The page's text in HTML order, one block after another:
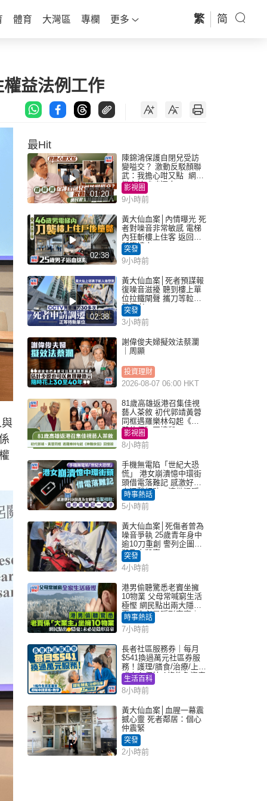
體育 大灣區 專欄 更多 繁 简
益法例工作
最Hit
01:20
陳錦鴻保護自閉兒受訪
變嗌交？ 激動反駁顏聯
武：我擔心咁又點 網民
批主持咄咄逼人
影視圈
9小時前
02:38
黃大仙血案│內情曝光 死
者對噪音非常敏感 電梯
內狂斬樓上住客 返回住
所墮樓亡
突發
9小時前
02:38
黃大仙血案│死者預謀報
復噪音滋擾 聽到樓上單
位拉鐵閘聲 攜刀等𨋢伏
擊傷者
突發
3小時前
謝偉俊夫婦擬效法蔡瀾
｜周顯
投資理財
2026-08-07 06:00 HKT
81歲高雄返港召集佳視
藝人茶敘 初代郭靖黃蓉
同框遇羅樂林勾起《神
鵰俠侶》回憶殺
影視圈
8小時前
手機無電陷「世紀大恐
慌」 港女崩潰憶中環街
頭借電落難記 感激好心
人溫馨相助：這份溫暖
記一輩子｜Juicy叮
時事熱話
5小時前
黃大仙血案│死傷者曾為
噪音爭執 25歲青年身中
逾10刀重創 警列企圖謀
殺及自殺案
突發
4小時前
港男偷聽驚悉老竇坐擁
10物業 父母常喊窮生活
極慳 網民點出兩大隱
憂：未必是隱形富豪｜
Juicy叮
時事熱話
7小時前
長者社區服務券｜每月
$541換過萬元社區券服
務！護理/膳食/治療/上門
或中心任揀 1條件免資產
審查（附申請資格及教
學）
生活百科
8小時前
黃大仙血案│血腥一幕震
撼心靈 死者鄰居：個心
仲震緊
突發
2小時前